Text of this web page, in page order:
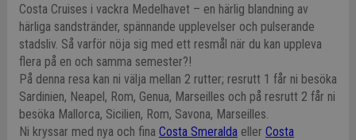
Costa Cruises i vackra Medelhavet – en härlig blandning av
härliga sandstränder, spännande upplevelser och pulserande
stadsliv. Så varför nöja sig med ett resmål när du kan uppleva
flera på en och samma semester?!
På denna resa kan ni välja mellan 2 rutter; resrutt 1 får ni besöka
Sardinien, Neapel, Rom, Genua, Marseilles och på resrutt 2 får ni
besöka Mallorca, Sicilien, Rom, Savona, Marseilles.
Ni kryssar med nya och fina Costa Smeralda eller Costa